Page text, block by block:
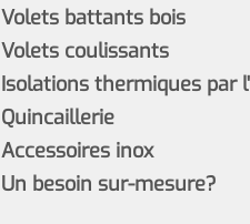
Volets battants bois
Volets coulissants
Isolations thermiques par
Quincaillerie
Accessoires inox
Un besoin sur-mesure?